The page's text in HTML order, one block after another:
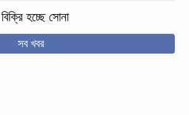
হচ্ছে সোনা
সব খবর